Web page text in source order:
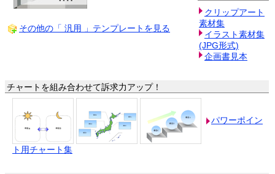
その他の「 汎用 」テンプレートを見る
クリップアート
素材集
イラスト素材集
(JPG形式)
企画書見本
チャートを組み合わせて訴求力アップ！
パワーポイン
ト用チャート集